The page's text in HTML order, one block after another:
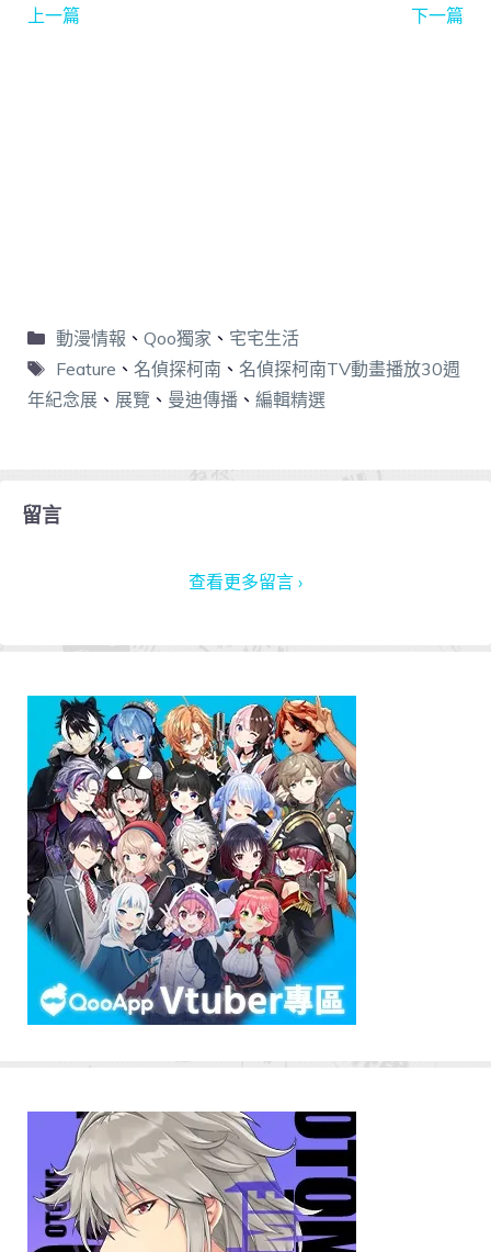
上一篇 下一篇
動漫情報 、 Qoo獨家 、 宅宅生活
Feature 、 名偵探柯南 、 名偵探柯南TV動畫播放30週
年紀念展 、 展覽 、 曼迪傳播 、 編輯精選
留言
查看更多留言 ›